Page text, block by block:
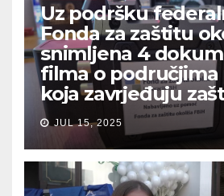
Uz podršku
Fonda za zaštitu
snimljena 4
filma o područjima
koja zavrjeđuju
JUL 15, 2025